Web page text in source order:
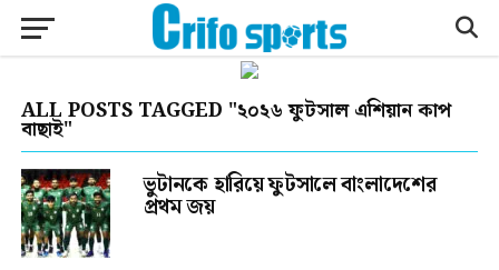
ALL POSTS TAGGED "২০২৬ ফুটসাল এশিয়ান কাপ
বাছাই"
ভুটানকে হারিয়ে ফুটসালে বাংলাদেশের
প্রথম জয়